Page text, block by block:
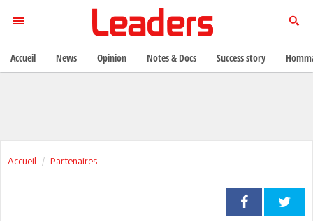
Accueil Partenaires
Accueil News Opinion Notes & Docs Success story